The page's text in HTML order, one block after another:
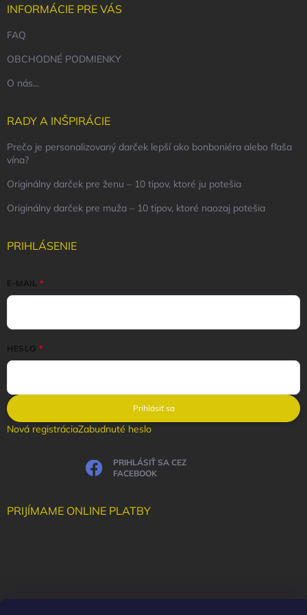
INFORMÁCIE PRE VÁS
FAQ
OBCHODNÉ PODMIENKY
O nás...
RADY A INŠPIRÁCIE
Prečo je personalizovaný darček lepší ako bonboniéra alebo fľaša
vína?
Originálny darček pre ženu – 10 tipov, ktoré ju potešia
Originálny darček pre muža – 10 tipov, ktoré naozaj potešia
PRIHLÁSENIE
E-MAIL
HESLO
Prihlásiť sa
Nová registráciaZabudnuté heslo
PRIHLÁSIŤ SA CEZ
FACEBOOK
PRIJÍMAME ONLINE PLATBY